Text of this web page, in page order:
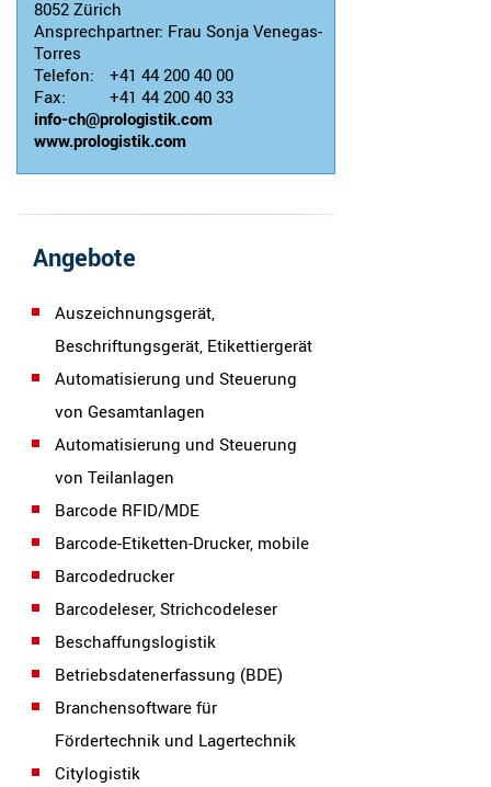
8052 Zürich
Ansprechpartner: Frau Sonja Venegas-
Torres
Telefon:
+41 44 200 40 00
Fax:
+41 44 200 40 33
info-ch@prologistik.com
www.prologistik.com
Angebote
Auszeichnungsgerät,
Beschriftungsgerät, Etikettiergerät
Automatisierung und Steuerung
von Gesamtanlagen
Automatisierung und Steuerung
von Teilanlagen
Barcode RFID/MDE
Barcode-Etiketten-Drucker, mobile
Barcodedrucker
Barcodeleser, Strichcodeleser
Beschaffungslogistik
Betriebsdatenerfassung (BDE)
Branchensoftware für
Fördertechnik und Lagertechnik
Citylogistik